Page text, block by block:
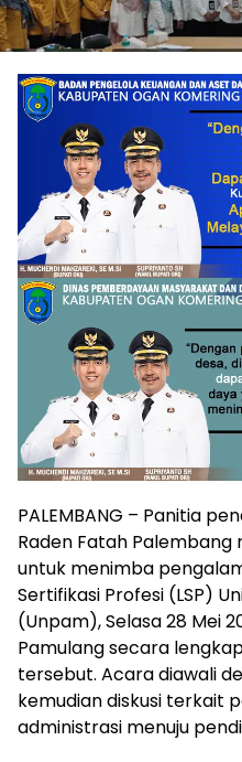
PALEMBANG – Panitia
Raden Fatah
untuk menimba
Sertifikasi Profesi (LSP)
(Unpam), Selasa 28 Mei
Pamulang secara
tersebut. Acara diawali
kemudian diskusi terkait
administrasi menuju